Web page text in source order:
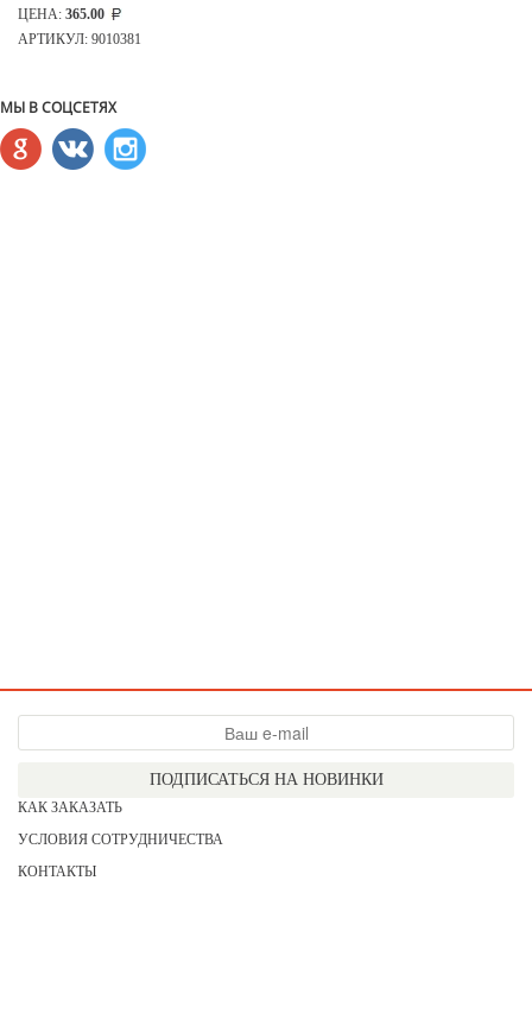
ЦЕНА: 365.00
АРТИКУЛ: 9010381
МЫ В СОЦСЕТЯХ
ПОДПИСАТЬСЯ НА НОВИНКИ
КАК ЗАКАЗАТЬ
УСЛОВИЯ СОТРУДНИЧЕСТВА
КОНТАКТЫ